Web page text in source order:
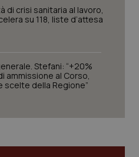
di crisi sanitaria al lavoro,
su 118, liste d’attesa
Stefani: “+20%
ammissione al Corso,
scelte della Regione”
Marketing
a rendere fruibile il
e l'accesso alle aree
non è in grado di
senza questi cookie.
YouTube
5